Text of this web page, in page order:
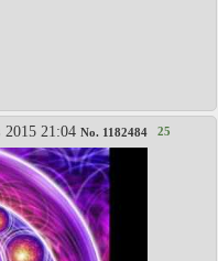
21:04 No. 1182484 25